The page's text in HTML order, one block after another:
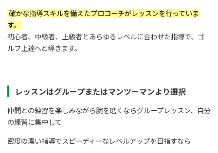
確かな指導スキルを備えたプロコーチがレッスンを行っていま
す。
初心者、中級者、上級者とあらゆるレベルに合わせた指導で、ゴ
ルフ上達へと導きます。
レッスンはグループまたはマンツーマンより選択
仲間との練習を楽しみながら腕を磨くならグループレッスン、自分
の練習に集中して
密度の濃い指導でスピーディーなレベルアップを目指すなら